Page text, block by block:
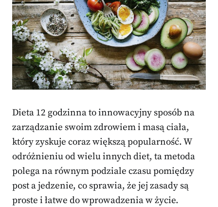
Dieta 12 godzinna to innowacyjny sposób na
zarządzanie swoim zdrowiem i masą ciała,
który zyskuje coraz większą popularność. W
odróżnieniu od wielu innych diet, ta metoda
polega na równym podziale czasu pomiędzy
post a jedzenie, co sprawia, że jej zasady są
proste i łatwe do wprowadzenia w życie.